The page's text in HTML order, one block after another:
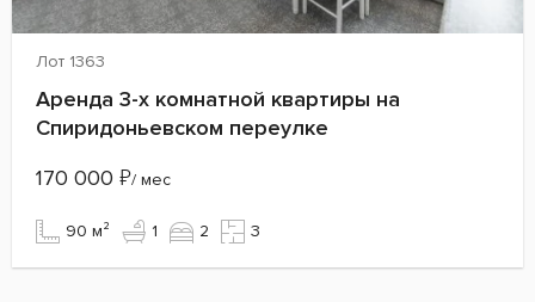
Лот 1363
Аренда 3-х комнатной квартиры на
Спиридоньевском переулке
170 000 ₽/ мес
90 м² 1 2 3